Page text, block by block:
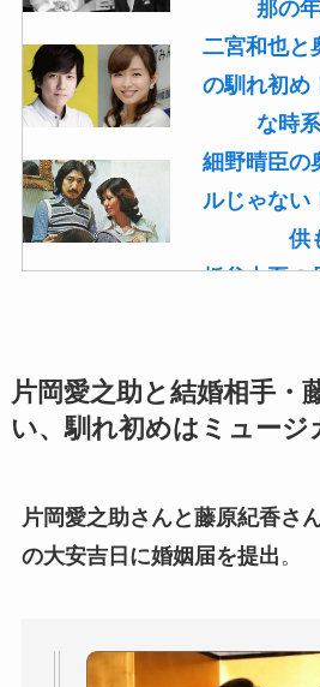
那の
二宮和也と
の馴れ初め
な時
細野晴臣の
ルじゃない
供
板谷由夏の
菊池桃子の
僚)の経歴が
滝沢カレン
の結婚の馴
ルモン教で
片岡愛之助と結婚相手・
い、馴れ初めはミュージ
片岡愛之助さんと藤原紀香さ
の大安吉日に婚姻届を提出。